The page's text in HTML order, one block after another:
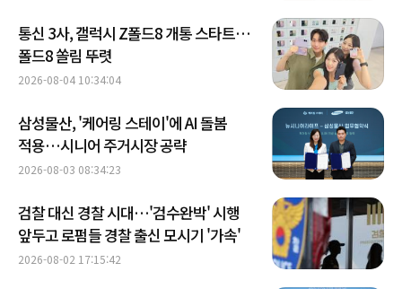
통신 3사, 갤럭시 Z폴드8 개통 스타트…
폴드8 쏠림 뚜렷
2026-08-04 10:34:04
삼성물산, '케어링 스테이'에 AI 돌봄
적용…시니어 주거시장 공략
2026-08-03 08:34:23
검찰 대신 경찰 시대…'검수완박' 시행
앞두고 로펌들 경찰 출신 모시기 '가속'
2026-08-02 17:15:42